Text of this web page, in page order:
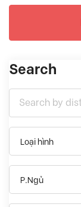
Search
Loại hình
P.Ngủ